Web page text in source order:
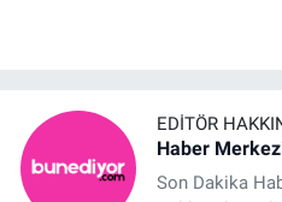
EDITÖR
Haber
Son Dakika